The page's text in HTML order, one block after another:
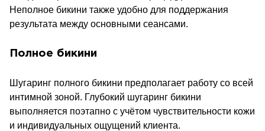
Неполное бикини также удобно для поддержания
результата между основными сеансами.
Полное бикини
Шугаринг полного бикини предполагает работу со всей
интимной зоной. Глубокий шугаринг бикини
выполняется поэтапно с учётом чувствительности кожи
и индивидуальных ощущений клиента.